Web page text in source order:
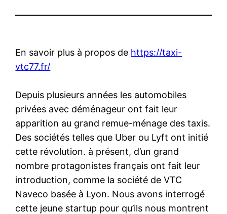
En savoir plus à propos de https://taxi-
vtc77.fr/
Depuis plusieurs années les automobiles
privées avec déménageur ont fait leur
apparition au grand remue-ménage des taxis.
Des sociétés telles que Uber ou Lyft ont initié
cette révolution. à présent, d’un grand
nombre protagonistes français ont fait leur
introduction, comme la société de VTC
Naveco basée à Lyon. Nous avons interrogé
cette jeune startup pour qu’ils nous montrent